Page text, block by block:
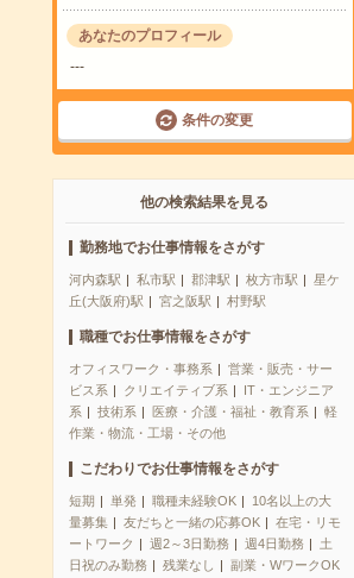
あなたのプロフィール
---
条件の変更
他の検索結果を見る
勤務地でお仕事情報をさがす
河内森駅 私市駅 郡津駅 枚方市駅
星ケ
丘(大阪府)駅
宮之阪駅 村野駅
職種でお仕事情報をさがす
オフィスワーク・事務系
営業・販売・サー
ビス系
クリエイティブ系
IT・エンジニア
系
技術系 医療・介護・福祉・教育系
軽
作業・物流・工場・その他
こだわりでお仕事情報をさがす
短期 単発 職種未経験OK
10名以上の大
量募集
友だちと一緒の応募OK
在宅・リモ
ートワーク
週2～3日勤務 週4日勤務
土
日祝のみ勤務
残業なし
副業・WワークOK